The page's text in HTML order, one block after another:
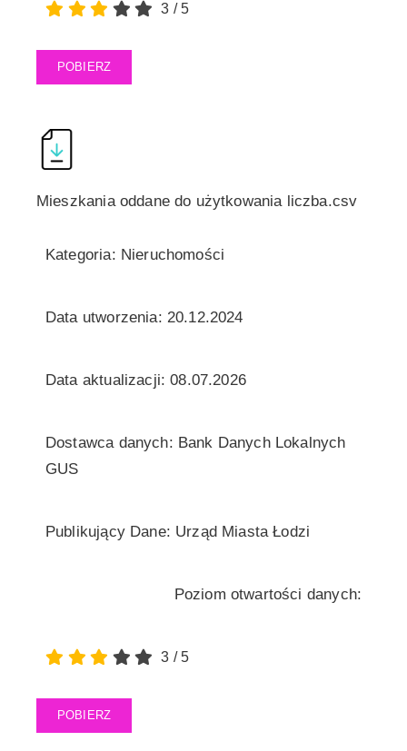
3 /5
POBIERZ
Mieszkania oddane do użytkowania liczba.csv
Kategoria: Nieruchomości
Data utworzenia: 20.12.2024
Data aktualizacji: 08.07.2026
Dostawca danych: Bank Danych Lokalnych
GUS
Publikujący Dane: Urząd Miasta Łodzi
Poziom otwartości danych:
3 /5
POBIERZ